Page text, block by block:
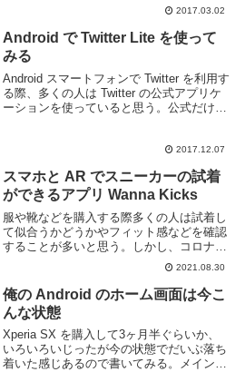
2017.03.02
Android で Twitter Lite を使って
みる
Android スマートフォンで Twitter を利用す
る際、多くの人は Twitter の公式アプリケ
ーションを使っていると思う。公式だけあ
2017.12.07
スマホと AR でスニーカーの試着
ができるアプリ Wanna Kicks
服や靴などを購入する際多くの人は試着し
て似合うかどうかやフィット感などを確認
することが多いと思う。しかし、コロナ禍
ではなかなか外に出る事も難しいし、お店
に行ったとしても常に気に入るものがある
とは限らない。そこで出番となるのが AR
だ。Au...
2021.08.30
俺の Android のホーム画面は今こ
んな状態
Xperia SX を購入して3ヶ月半ぐらいか、
いろいろいじったが今の状態でだいぶ落ち
着いた感じあるので書いてみる。メイン画